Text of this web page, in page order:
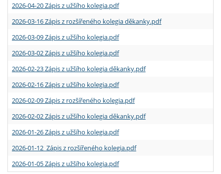
2026-04-20 Zápis z užšího kolegia.pdf
2026-03-16 Zápis z rozšířeného kolegia děkanky.pdf
2026-03-09 Zápis z užšího kolegia.pdf
2026-03-02 Zápis z užšího kolegia.pdf
2026-02-23 Zápis z užšího kolegia děkanky.pdf
2026-02-16 Zápis z užšího kolegia.pdf
2026-02-09 Zápis z rozšířeného kolegia.pdf
2026-02-02 Zápis z užšího kolegia děkanky.pdf
2026-01-26 Zápis z užšího kolegia.pdf
2026-01-12 Zápis z rozšířeného kolegia.pdf
2026-01-05 Zápis z užšího kolegia.pdf